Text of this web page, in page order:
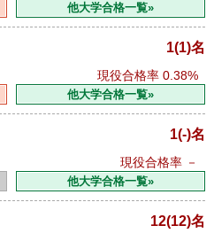
他大学合格一覧»
1(1)名
現役合格率 0.38%
他大学合格一覧»
1(-)名
現役合格率 －
他大学合格一覧»
12(12)名